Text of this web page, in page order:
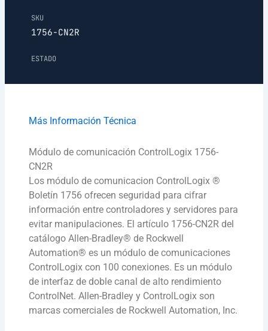
SKU
1756-CN2R
ESTADO
Más Información Técnica
Módulo de comunicación ControlLogix 1756-
CN2R
Los módulo de comunicacion ControlLogix ®
Boletín 1756 ofrecen seguridad para cifrar
información entre controladores y servidores para
evitar manipulaciones. El artículo 1756-CN2R del
catálogo Allen-Bradley® de Rockwell
Automation® es un módulo de comunicaciones
ControlLogix con 100 conexiones. Es un módulo
de interfaz de doble canal de alto rendimiento
ControlNet. Allen-Bradley y ControlLogix son
marcas comerciales de Rockwell Automation, Inc.